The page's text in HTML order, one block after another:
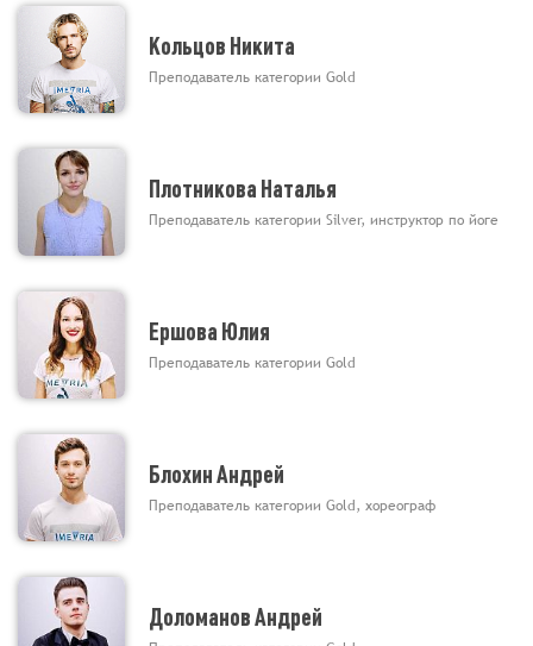
Кольцов Никита
Преподаватель категории Gold
Плотникова Наталья
Преподаватель категории Silver, инструктор по йоге
Ершова Юлия
Преподаватель категории Gold
Блохин Андрей
Преподаватель категории Gold, хореограф
Доломанов Андрей